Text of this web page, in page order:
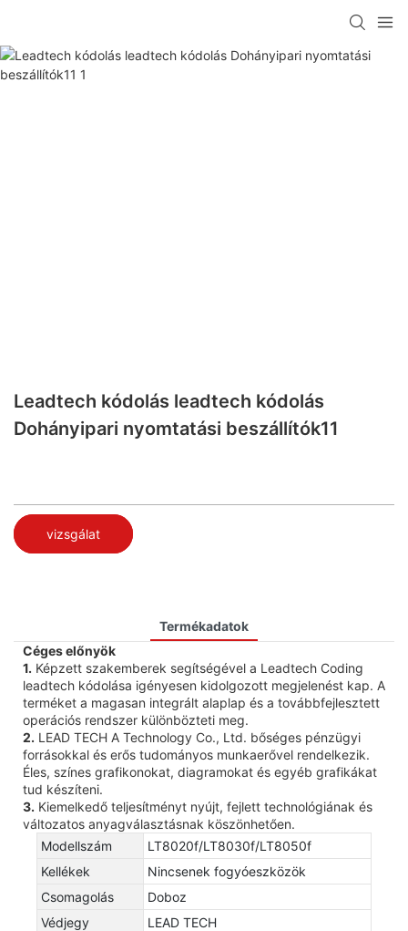
Leadtech kódolás leadtech kódolás
Dohányipari nyomtatási beszállítók11
vizsgálat
Termékadatok
Céges előnyök
1. Képzett szakemberek segítségével a Leadtech Coding
leadtech kódolása igényesen kidolgozott megjelenést kap. A
terméket a magasan integrált alaplap és a továbbfejlesztett
operációs rendszer különbözteti meg.
2. LEAD TECH A Technology Co., Ltd. bőséges pénzügyi
forrásokkal és erős tudományos munkaerővel rendelkezik.
Éles, színes grafikonokat, diagramokat és egyéb grafikákat
tud készíteni.
3. Kiemelkedő teljesítményt nyújt, fejlett technológiának és
változatos anyagválasztásnak köszönhetően.
Modellszám
LT8020f/LT8030f/LT8050f
Kellékek
Nincsenek fogyóeszközök
Csomagolás
Doboz
Védjegy
LEAD TECH